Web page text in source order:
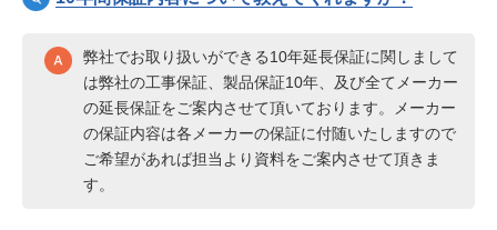
弊社でお取り扱いができる10年延長保証に関しまして
は弊社の工事保証、製品保証10年、及び全てメーカー
の延長保証をご案内させて頂いております。メーカー
の保証内容は各メーカーの保証に付随いたしますので
ご希望があれば担当より資料をご案内させて頂きま
す。